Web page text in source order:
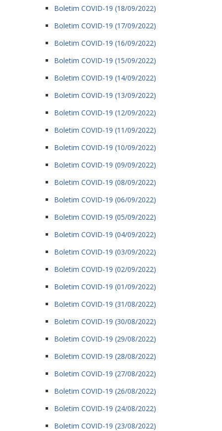
Boletim COVID-19 (18/09/2022)
Boletim COVID-19 (17/09/2022)
Boletim COVID-19 (16/09/2022)
Boletim COVID-19 (15/09/2022)
Boletim COVID-19 (14/09/2022)
Boletim COVID-19 (13/09/2022)
Boletim COVID-19 (12/09/2022)
Boletim COVID-19 (11/09/2022)
Boletim COVID-19 (10/09/2022)
Boletim COVID-19 (09/09/2022)
Boletim COVID-19 (08/09/2022)
Boletim COVID-19 (06/09/2022)
Boletim COVID-19 (05/09/2022)
Boletim COVID-19 (04/09/2022)
Boletim COVID-19 (03/09/2022)
Boletim COVID-19 (02/09/2022)
Boletim COVID-19 (01/09/2022)
Boletim COVID-19 (31/08/2022)
Boletim COVID-19 (30/08/2022)
Boletim COVID-19 (29/08/2022)
Boletim COVID-19 (28/08/2022)
Boletim COVID-19 (27/08/2022)
Boletim COVID-19 (26/08/2022)
Boletim COVID-19 (24/08/2022)
Boletim COVID-19 (23/08/2022)